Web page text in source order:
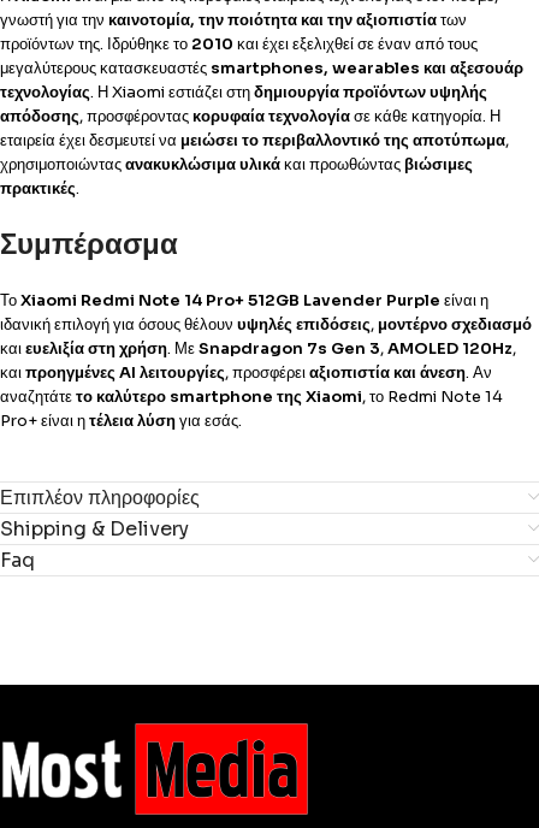
γνωστή για την καινοτομία, την ποιότητα και την αξιοπιστίατων
προϊόντων της. Ιδρύθηκε το 2010 και έχει εξελιχθεί σε έναν από τους
μεγαλύτερους κατασκευαστές smartphones, wearables και αξεσουάρ
τεχνολογίας. Η Xiaomi εστιάζει στηδημιουργία προϊόντων υψηλής
απόδοσης, προσφέρονταςκορυφαία τεχνολογίασε κάθε κατηγορία. Η
εταιρεία έχει δεσμευτεί να μειώσει το περιβαλλοντικό της αποτύπωμα,
χρησιμοποιώνταςανακυκλώσιμα υλικάκαι προωθώνταςβιώσιμες
πρακτικές.
Συμπέρασμα
ΤοXiaomi Redmi Note 14 Pro+ 512GB Lavender Purple είναι η
ιδανική επιλογή για όσους θέλουν υψηλές επιδόσεις, μοντέρνο σχεδιασμό
καιευελιξία στη χρήση. ΜεSnapdragon 7s Gen 3,AMOLED 120Hz,
καιπροηγμένες AI λειτουργίες, προσφέρειαξιοπιστία και άνεση. Αν
αναζητάτετο καλύτερο smartphone της Xiaomi, το Redmi Note 14
Pro+ είναι ητέλεια λύσηγια εσάς.
Επιπλέον πληροφορίες
Shipping & Delivery
Faq